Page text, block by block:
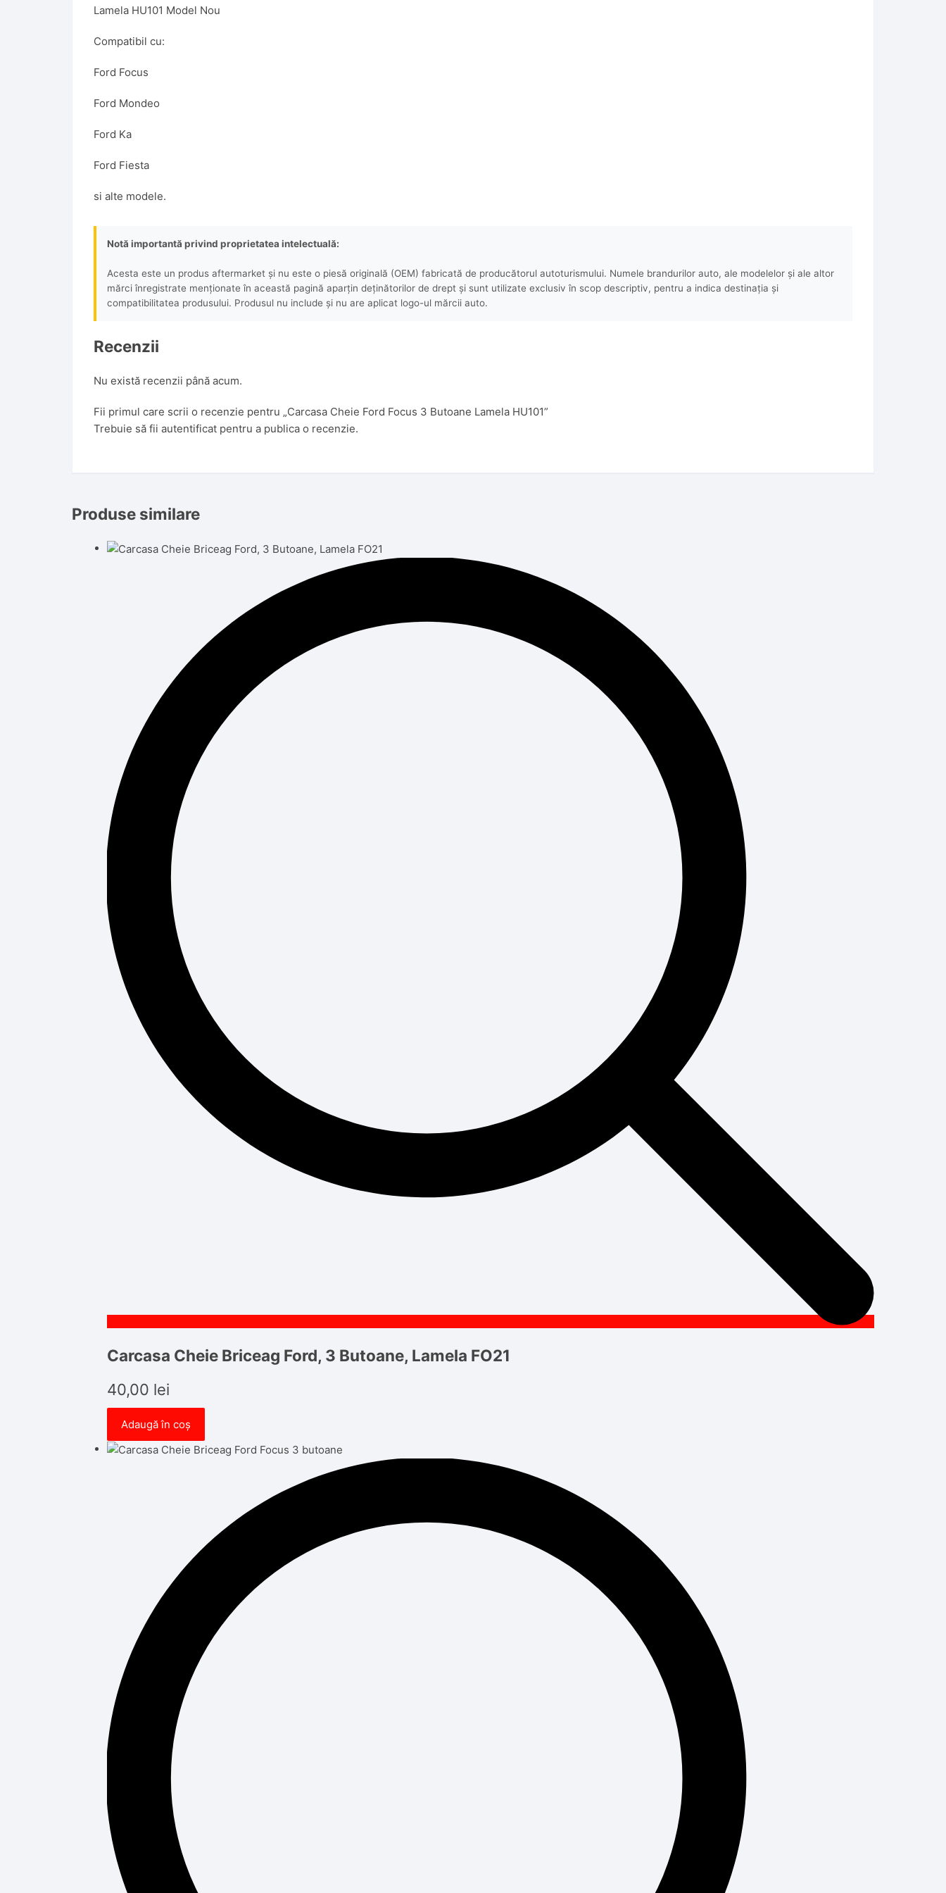
Lamela HU101 Model Nou
Compatibil cu:
Ford Focus
Ford Mondeo
Ford Ka
Ford Fiesta
si alte modele.
Notă importantă privind proprietatea intelectuală:
Acesta este un produs aftermarket și nu este o piesă originală (OEM) fabricată de producătorul autoturismului. Numele brandurilor auto, ale modelelor și ale altor
mărci înregistrate menționate în această pagină aparțin deținătorilor de drept și sunt utilizate exclusiv în scop descriptiv, pentru a indica destinația și
compatibilitatea produsului. Produsul nu include și nu are aplicat logo-ul mărcii auto.
Recenzii
Nu există recenzii până acum.
Fii primul care scrii o recenzie pentru „Carcasa Cheie Ford Focus 3 Butoane Lamela HU101”
Trebuie să fii autentificat pentru a publica o recenzie.
Produse similare
Carcasa Cheie Briceag Ford, 3 Butoane, Lamela FO21
40,00 lei
Adaugă în coș